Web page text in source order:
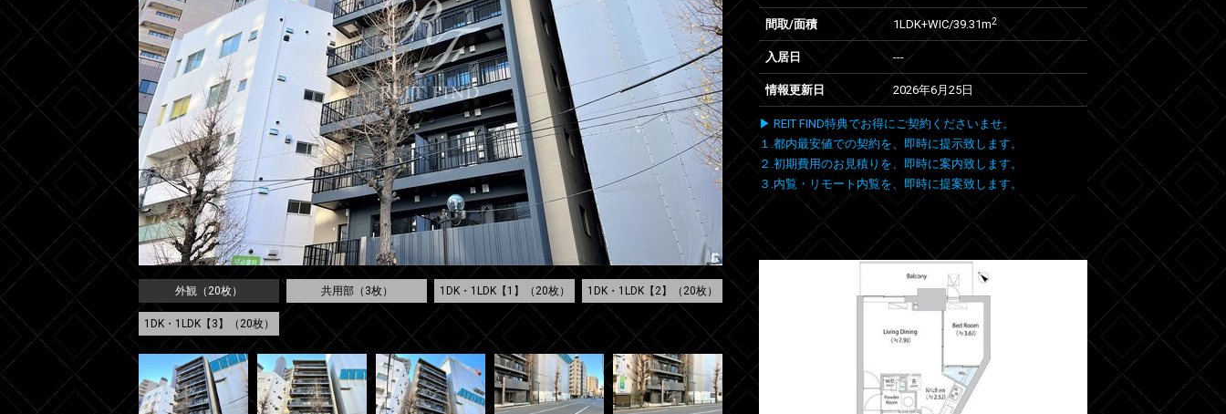
外観（20枚） 共用部（3枚） 1DK・1LDK【1】（20枚） 1DK・1LDK【2】（20枚）
1DK・1LDK【3】（20枚）
間取/面積 1LDK+WIC/39.31m2
入居日 ---
情報更新日 2026年6月25日
▶ REIT FIND特典でお得にご契約くださいませ。
１.都内最安値での契約を、即時に提示致します。
２.初期費用のお見積りを、即時に案内致します。
３.内覧・リモート内覧を、即時に提案致します。